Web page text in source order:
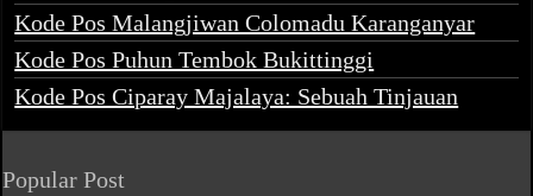
Kode Pos Malangjiwan Colomadu Karanganyar
Kode Pos Puhun Tembok Bukittinggi
Kode Pos Ciparay Majalaya: Sebuah Tinjauan
Popular Post